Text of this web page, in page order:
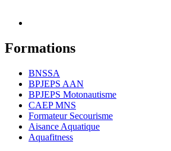
Formations
BNSSA
BPJEPS AAN
BPJEPS Motonautisme
CAEP MNS
Formateur Secourisme
Aisance Aquatique
Aquafitness